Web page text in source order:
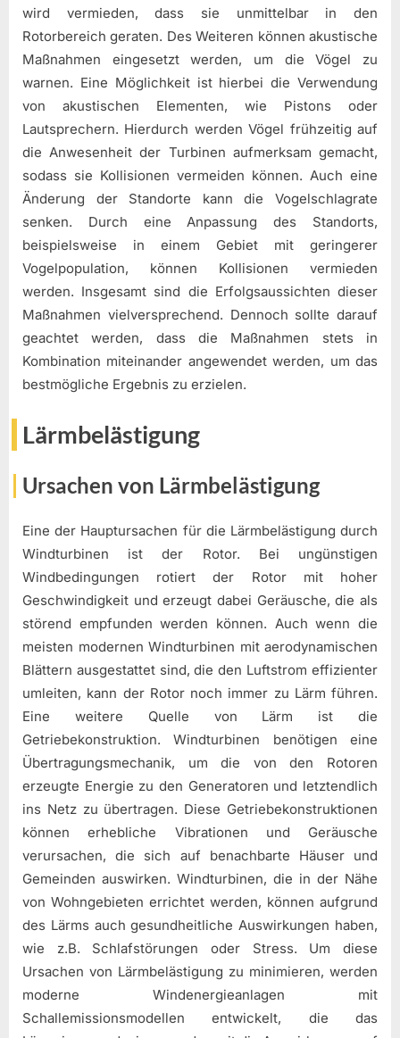
wird vermieden, dass sie unmittelbar in den
Rotorbereich geraten. Des Weiteren können akustische
Maßnahmen eingesetzt werden, um die Vögel zu
warnen. Eine Möglichkeit ist hierbei die Verwendung
von akustischen Elementen, wie Pistons oder
Lautsprechern. Hierdurch werden Vögel frühzeitig auf
die Anwesenheit der Turbinen aufmerksam gemacht,
sodass sie Kollisionen vermeiden können. Auch eine
Änderung der Standorte kann die Vogelschlagrate
senken. Durch eine Anpassung des Standorts,
beispielsweise in einem Gebiet mit geringerer
Vogelpopulation, können Kollisionen vermieden
werden. Insgesamt sind die Erfolgsaussichten dieser
Maßnahmen vielversprechend. Dennoch sollte darauf
geachtet werden, dass die Maßnahmen stets in
Kombination miteinander angewendet werden, um das
bestmögliche Ergebnis zu erzielen.
Lärmbelästigung
Ursachen von Lärmbelästigung
Eine der Hauptursachen für die Lärmbelästigung durch
Windturbinen ist der Rotor. Bei ungünstigen
Windbedingungen rotiert der Rotor mit hoher
Geschwindigkeit und erzeugt dabei Geräusche, die als
störend empfunden werden können. Auch wenn die
meisten modernen Windturbinen mit aerodynamischen
Blättern ausgestattet sind, die den Luftstrom effizienter
umleiten, kann der Rotor noch immer zu Lärm führen.
Eine weitere Quelle von Lärm ist die
Getriebekonstruktion. Windturbinen benötigen eine
Übertragungsmechanik, um die von den Rotoren
erzeugte Energie zu den Generatoren und letztendlich
ins Netz zu übertragen. Diese Getriebekonstruktionen
können erhebliche Vibrationen und Geräusche
verursachen, die sich auf benachbarte Häuser und
Gemeinden auswirken. Windturbinen, die in der Nähe
von Wohngebieten errichtet werden, können aufgrund
des Lärms auch gesundheitliche Auswirkungen haben,
wie z.B. Schlafstörungen oder Stress. Um diese
Ursachen von Lärmbelästigung zu minimieren, werden
moderne Windenergieanlagen mit
Schallemissionsmodellen entwickelt, die das